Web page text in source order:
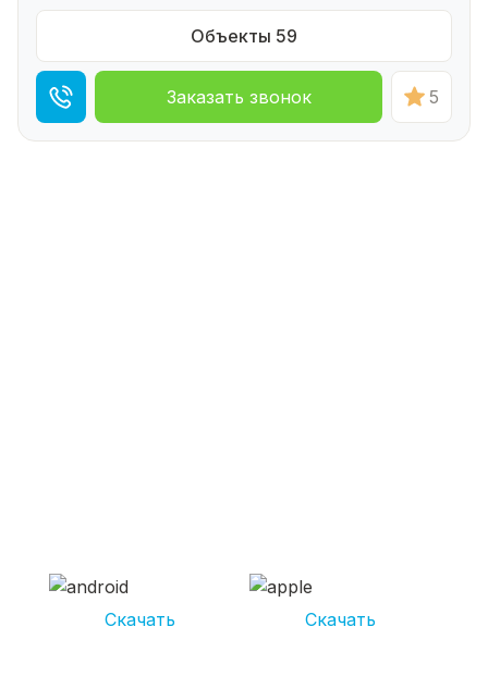
Объекты 59
Заказать звонок 5
Скачать Скачать